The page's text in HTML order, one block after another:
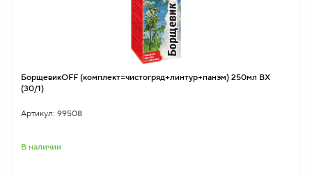
БорщевикOFF (комплект=чистогряд+линтур+панэм) 250мл ВХ
(30/1)
Артикул: 99508
В наличии